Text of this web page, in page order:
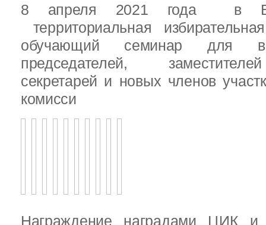
8 апреля 2021 года в
территориальная
обучающий семинар для
председателей,
секретарей и новых членов
комисси
Награждение наградами ЦИК